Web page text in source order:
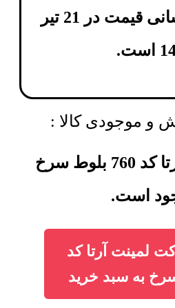
آخرین بروزرسانی قیمت در 21 تیر
و موجودی کالا :
پارکت لمینت آرتا کد 760 بلوط سرخ
است.
لمینت آرتا کد